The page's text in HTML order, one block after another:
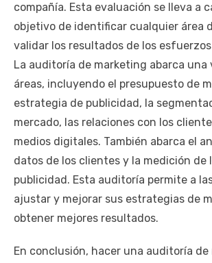
compañía. Esta evaluación se lleva a
objetivo de identificar cualquier área
validar los resultados de los
La auditoría de marketing abarca una
áreas, incluyendo el presupuesto de
estrategia de publicidad, la
mercado, las relaciones con los
medios digitales. También abarca el
datos de los clientes y la medición de
publicidad. Esta auditoría permite a
ajustar y mejorar sus estrategias de
obtener mejores resultados.
En conclusión, hacer una auditoría